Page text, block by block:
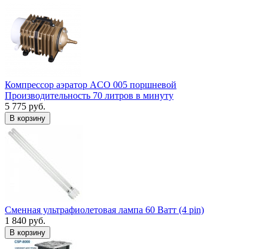
Компрессор аэратор ACO 005 поршневой
Производительность 70 литров в минуту
5 775 руб.
В корзину
Сменная ультрафиолетовая лампа 60 Ватт (4 pin)
1 840 руб.
В корзину